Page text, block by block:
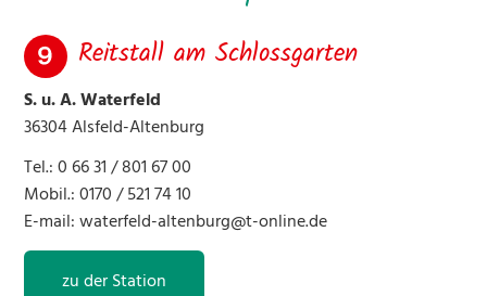
Reitstall am Schlossgarten
S. u. A. Waterfeld
36304 Alsfeld-Altenburg
Tel.: 0 66 31 / 801 67 00
Mobil.: 0170 / 521 74 10
E-mail:waterfeld-altenburg@t-online.de
zu der Station
11 Jägerhof
12 Bird Mountain Ranch Romrod
16 Fahrstall-FN Schmelz
17 Hubert Dechert